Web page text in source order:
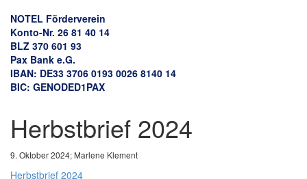
NOTEL Förderverein
Konto-Nr. 26 81 40 14
BLZ 370 601 93
Pax Bank e.G.
IBAN: DE33 3706 0193 0026 8140 14
BIC: GENODED1PAX
Herbstbrief 2024
9. Oktober 2024; Marlene Klement
Herbstbrief 2024